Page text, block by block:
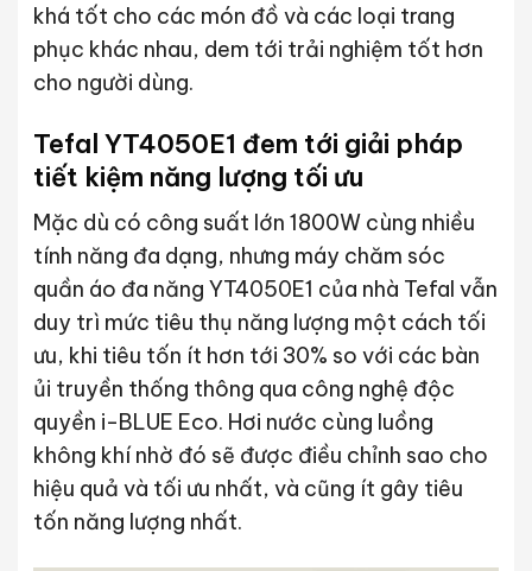
khá tốt cho các món đồ và các loại trang
phục khác nhau, dem tới trải nghiệm tốt hơn
cho người dùng.
Tefal YT4050E1 đem tới giải pháp
tiết kiệm năng lượng tối ưu
Mặc dù có công suất lớn 1800W cùng nhiều
tính năng đa dạng, nhưng máy chăm sóc
quần áo đa năng YT4050E1 của nhà Tefal vẫn
duy trì mức tiêu thụ năng lượng một cách tối
ưu, khi tiêu tốn ít hơn tới 30% so với các bàn
ủi truyền thống thông qua công nghệ độc
quyền i-BLUE Eco. Hơi nước cùng luồng
không khí nhờ đó sẽ được điều chỉnh sao cho
hiệu quả và tối ưu nhất, và cũng ít gây tiêu
tốn năng lượng nhất.